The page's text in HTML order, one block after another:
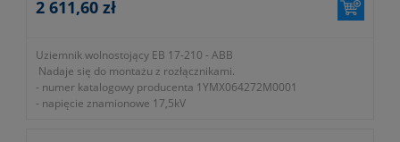
2 611,60 zł
Uziemnik wolnostojący EB 17-210 - ABB
Nadaje się do montażu z rozłącznikami.
- numer katalogowy producenta 1YMX064272M0001
- napięcie znamionowe 17,5kV